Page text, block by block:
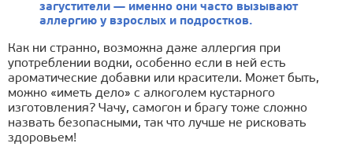
загустители — именно они часто вызывают
аллергию у взрослых и подростков.
Как ни странно, возможна даже аллергия при
употреблении водки, особенно если в ней есть
ароматические добавки или красители. Может быть,
можно «иметь дело» с алкоголем кустарного
изготовления? Чачу, самогон и брагу тоже сложно
назвать безопасными, так что лучше не рисковать
здоровьем!